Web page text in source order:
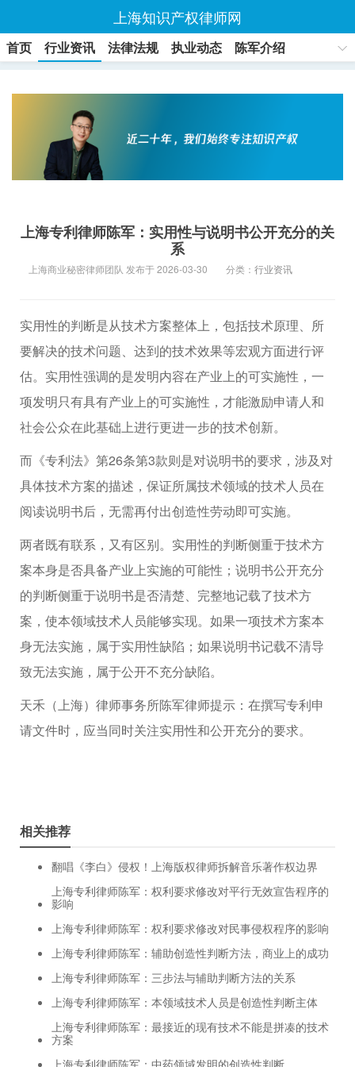
上海知识产权律师网
首页 行业资讯 法律法规 执业动态
陈军介绍
上海专利律师陈军：实用性与说明书公开充分的关
系
上海商业秘密律师团队 发布于 2026-03-30 分类： 行业资讯
实用性的判断是从技术方案整体上，包括技术原理、所
要解决的技术问题、达到的技术效果等宏观方面进行评
估。实用性强调的是发明内容在产业上的可实施性，一
项发明只有具有产业上的可实施性，才能激励申请人和
社会公众在此基础上进行更进一步的技术创新。
而《专利法》第26条第3款则是对说明书的要求，涉及对
具体技术方案的描述，保证所属技术领域的技术人员在
阅读说明书后，无需再付出创造性劳动即可实施。
两者既有联系，又有区别。实用性的判断侧重于技术方
案本身是否具备产业上实施的可能性；说明书公开充分
的判断侧重于说明书是否清楚、完整地记载了技术方
案，使本领域技术人员能够实现。如果一项技术方案本
身无法实施，属于实用性缺陷；如果说明书记载不清导
致无法实施，属于公开不充分缺陷。
天禾（上海）律师事务所陈军律师提示：在撰写专利申
请文件时，应当同时关注实用性和公开充分的要求。
相关推荐
翻唱《李白》侵权！上海版权律师拆解音乐著作权边界
上海专利律师陈军：权利要求修改对平行无效宣告程序的
影响
上海专利律师陈军：权利要求修改对民事侵权程序的影响
上海专利律师陈军：辅助创造性判断方法，商业上的成功
上海专利律师陈军：三步法与辅助判断方法的关系
上海专利律师陈军：本领域技术人员是创造性判断主体
上海专利律师陈军：最接近的现有技术不能是拼凑的技术
方案
上海专利律师陈军：中药领域发明的创造性判断